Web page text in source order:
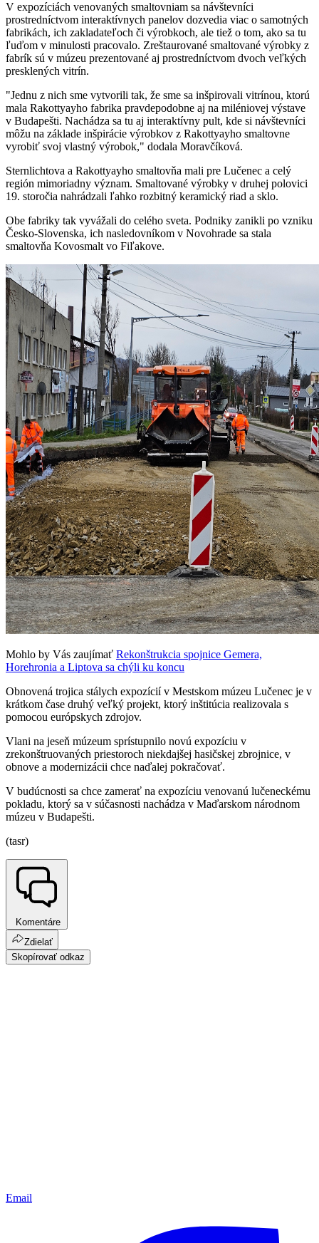
V expozíciách venovaných smaltovniam sa návštevníci
prostredníctvom interaktívnych panelov dozvedia viac o samotných
fabrikách, ich zakladateľoch či výrobkoch, ale tiež o tom, ako sa tu
ľuďom v minulosti pracovalo. Zreštaurované smaltované výrobky z
fabrík sú v múzeu prezentované aj prostredníctvom dvoch veľkých
presklených vitrín.
"Jednu z nich sme vytvorili tak, že sme sa inšpirovali vitrínou, ktorú
mala Rakottyayho fabrika pravdepodobne aj na miléniovej výstave
v Budapešti. Nachádza sa tu aj interaktívny pult, kde si návštevníci
môžu na základe inšpirácie výrobkov z Rakottyayho smaltovne
vyrobiť svoj vlastný výrobok," dodala Moravčíková.
Sternlichtova a Rakottyayho smaltovňa mali pre Lučenec a celý
región mimoriadny význam. Smaltované výrobky v druhej polovici
19. storočia nahrádzali ľahko rozbitný keramický riad a sklo.
Obe fabriky tak vyvážali do celého sveta. Podniky zanikli po vzniku
Česko-Slovenska, ich nasledovníkom v Novohrade sa stala
smaltovňa Kovosmalt vo Fiľakove.
Mohlo by Vás zaujímať Rekonštrukcia spojnice Gemera,
Horehronia a Liptova sa chýli ku koncu
Obnovená trojica stálych expozícií v Mestskom múzeu Lučenec je v
krátkom čase druhý veľký projekt, ktorý inštitúcia realizovala s
pomocou európskych zdrojov.
Vlani na jeseň múzeum sprístupnilo novú expozíciu v
zrekonštruovaných priestoroch niekdajšej hasičskej zbrojnice, v
obnove a modernizácii chce naďalej pokračovať.
V budúcnosti sa chce zamerať na expozíciu venovanú lučeneckému
pokladu, ktorý sa v súčasnosti nachádza v Maďarskom národnom
múzeu v Budapešti.
(tasr)
Komentáre
Zdielať
Skopírovať odkaz
Email